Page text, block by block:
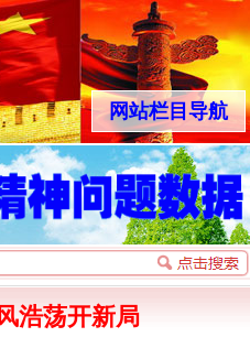
网站栏目导航
浩荡开新局